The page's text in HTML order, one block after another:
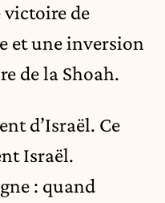
victoire de
et une inversion
de la Shoah.
d’Israël. Ce
Israël.
: quand